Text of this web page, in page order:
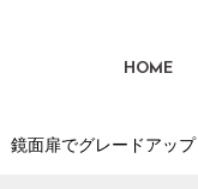
HOME
鏡面扉でグレードアップ